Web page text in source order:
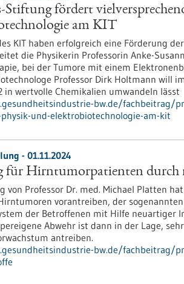
Stiftung fördert
am KIT
KIT haben erfolgreich eine Förderung
die Physikerin Professorin Anke-
bei der Tumore mit einem
Professor Dirk Holtmann will
in wertvolle Chemikalien umwandeln lässt
bw.de/fachbeitrag/
und-elektrobiotechnologie-am-kit
- 01.11.2024
für Hirntumorpatienten durch
von Professor Dr. med. Michael Platten
vorantreiben, der
der Betroffenen mit Hilfe neuartiger
Abwehr ist dann in der Lage,
antreiben.
bw.de/fachbeitrag/